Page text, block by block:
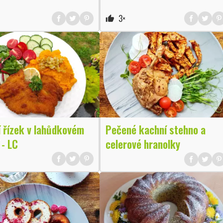
thumb_up 3×
v lahůdkovém
LC
Pečené kachní stehno a
celerové hranolky